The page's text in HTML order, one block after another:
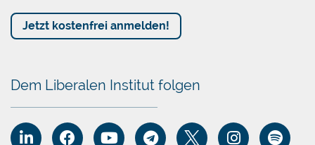
Jetzt kostenfrei anmelden!
Dem Liberalen Institut folgen